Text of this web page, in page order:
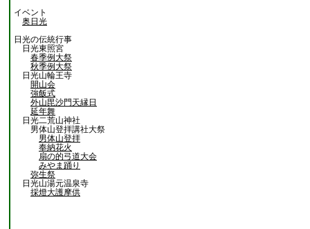
イベント
奥日光
日光の伝統行事
日光東照宮
春季例大祭
秋季例大祭
日光山輪王寺
開山会
強飯式
外山毘沙門天縁日
延年舞
日光二荒山神社
男体山登拝講社大祭
男体山登拝
奉納花火
扇の的弓道大会
みやま踊り
弥生祭
日光山湯元温泉寺
採燈大護摩供